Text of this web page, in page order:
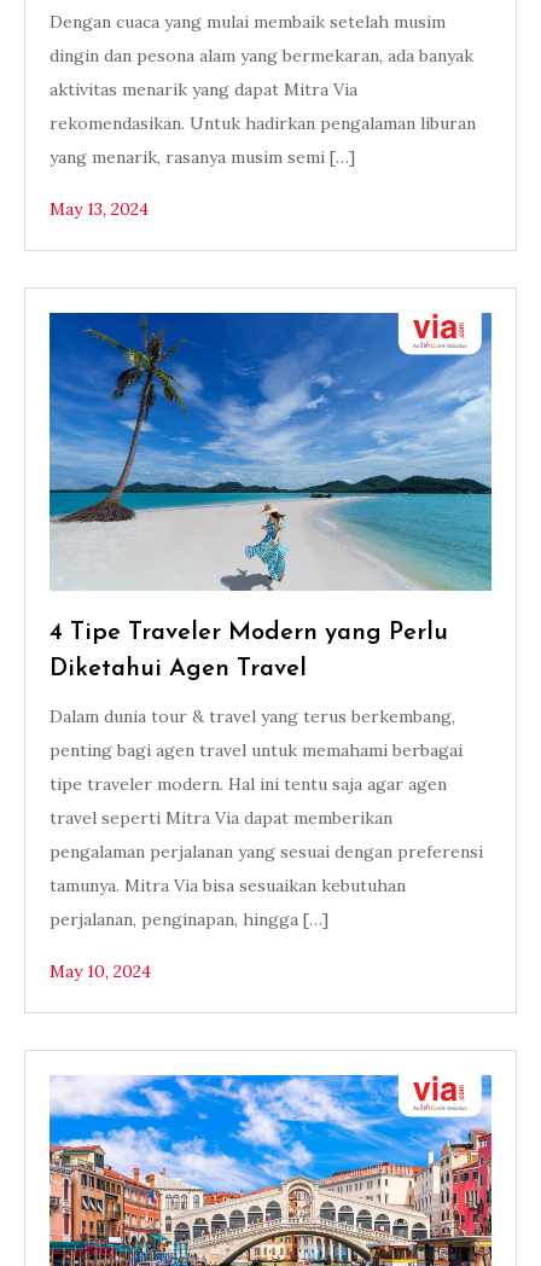
Dengan cuaca yang mulai membaik setelah musim
dingin dan pesona alam yang bermekaran, ada banyak
aktivitas menarik yang dapat Mitra Via
rekomendasikan. Untuk hadirkan pengalaman liburan
yang menarik, rasanya musim semi […]
May 13, 2024
4 Tipe Traveler Modern yang Perlu
Diketahui Agen Travel
Dalam dunia tour & travel yang terus berkembang,
penting bagi agen travel untuk memahami berbagai
tipe traveler modern. Hal ini tentu saja agar agen
travel seperti Mitra Via dapat memberikan
pengalaman perjalanan yang sesuai dengan preferensi
tamunya. Mitra Via bisa sesuaikan kebutuhan
perjalanan, penginapan, hingga […]
May 10, 2024